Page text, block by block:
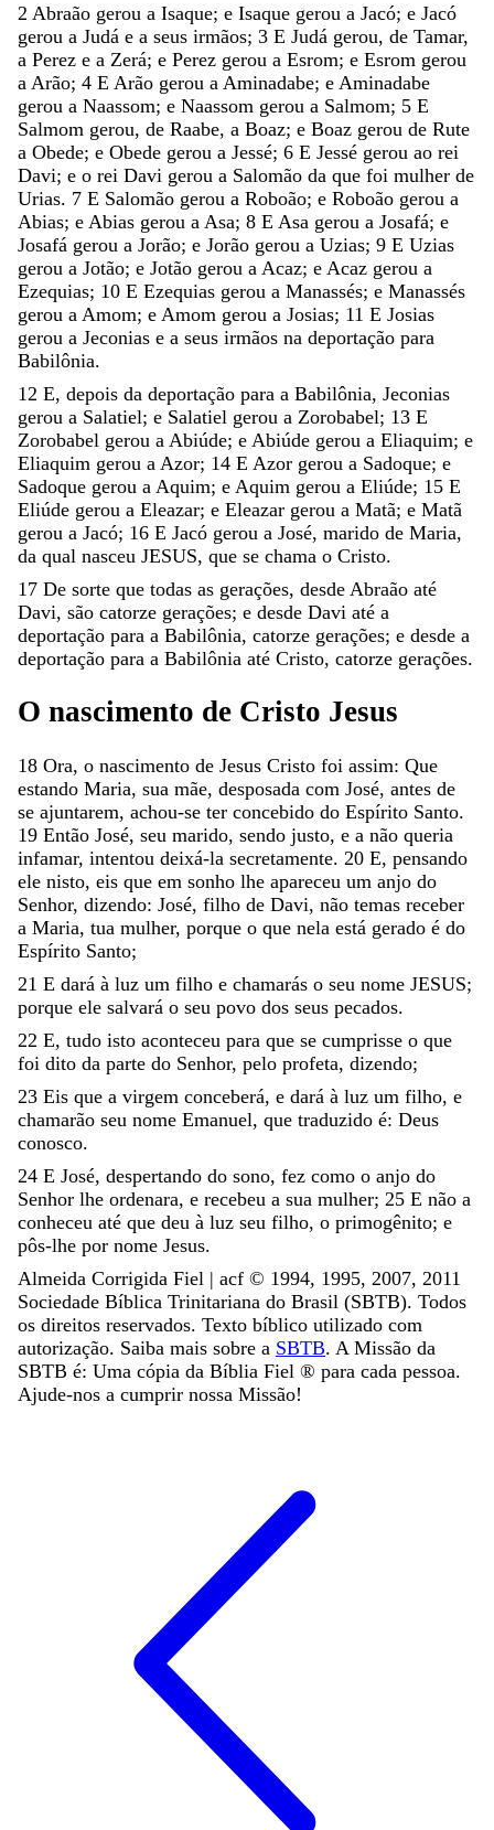
2 Abraão gerou a Isaque; e Isaque gerou a Jacó; e Jacó
gerou a Judá e a seus irmãos; 3 E Judá gerou, de Tamar,
a Perez e a Zerá; e Perez gerou a Esrom; e Esrom gerou
a Arão; 4 E Arão gerou a Aminadabe; e Aminadabe
gerou a Naassom; e Naassom gerou a Salmom; 5 E
Salmom gerou, de Raabe, a Boaz; e Boaz gerou de Rute
a Obede; e Obede gerou a Jessé; 6 E Jessé gerou ao rei
Davi; e o rei Davi gerou a Salomão da que foi mulher de
Urias. 7 E Salomão gerou a Roboão; e Roboão gerou a
Abias; e Abias gerou a Asa; 8 E Asa gerou a Josafá; e
Josafá gerou a Jorão; e Jorão gerou a Uzias; 9 E Uzias
gerou a Jotão; e Jotão gerou a Acaz; e Acaz gerou a
Ezequias; 10 E Ezequias gerou a Manassés; e Manassés
gerou a Amom; e Amom gerou a Josias; 11 E Josias
gerou a Jeconias e a seus irmãos na deportação para
Babilônia.
12 E, depois da deportação para a Babilônia, Jeconias
gerou a Salatiel; e Salatiel gerou a Zorobabel; 13 E
Zorobabel gerou a Abiúde; e Abiúde gerou a Eliaquim; e
Eliaquim gerou a Azor; 14 E Azor gerou a Sadoque; e
Sadoque gerou a Aquim; e Aquim gerou a Eliúde; 15 E
Eliúde gerou a Eleazar; e Eleazar gerou a Matã; e Matã
gerou a Jacó; 16 E Jacó gerou a José, marido de Maria,
da qual nasceu JESUS, que se chama o Cristo.
17 De sorte que todas as gerações, desde Abraão até
Davi, são catorze gerações; e desde Davi até a
deportação para a Babilônia, catorze gerações; e desde a
deportação para a Babilônia até Cristo, catorze gerações.
O nascimento de Cristo Jesus
18 Ora, o nascimento de Jesus Cristo foi assim: Que
estando Maria, sua mãe, desposada com José, antes de
se ajuntarem, achou-se ter concebido do Espírito Santo.
19 Então José, seu marido, sendo justo, e a não queria
infamar, intentou deixá-la secretamente. 20 E, pensando
ele nisto, eis que em sonho lhe apareceu um anjo do
Senhor, dizendo: José, filho de Davi, não temas receber
a Maria, tua mulher, porque o que nela está gerado é do
Espírito Santo;
21 E dará à luz um filho e chamarás o seu nome JESUS;
porque ele salvará o seu povo dos seus pecados.
22 E, tudo isto aconteceu para que se cumprisse o que
foi dito da parte do Senhor, pelo profeta, dizendo;
23 Eis que a virgem conceberá, e dará à luz um filho, e
chamarão seu nome Emanuel, que traduzido é: Deus
conosco.
24 E José, despertando do sono, fez como o anjo do
Senhor lhe ordenara, e recebeu a sua mulher; 25 E não a
conheceu até que deu à luz seu filho, o primogênito; e
pôs-lhe por nome Jesus.
Almeida Corrigida Fiel | acf ©️ 1994, 1995, 2007, 2011
Sociedade Bíblica Trinitariana do Brasil (SBTB). Todos
os direitos reservados. Texto bíblico utilizado com
autorização. Saiba mais sobre a SBTB. A Missão da
SBTB é: Uma cópia da Bíblia Fiel ®️ para cada pessoa.
Ajude-nos a cumprir nossa Missão!